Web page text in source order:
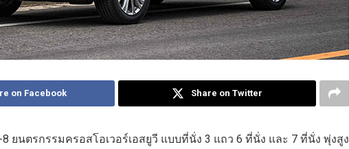
on Facebook Share on Twitter
ยนตรกรรมครอสโอเวอร์เอสยูวี แบบที่นั่ง 3 แถว 6 ที่นั่ง และ 7 ที่นั่ง พุ่งสูง